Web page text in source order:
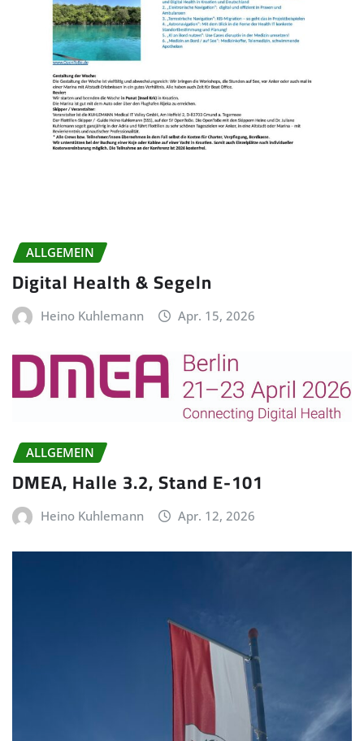
ALLGEMEIN
Digital Health & Segeln
Heino Kuhlemann Apr. 15, 2026
ALLGEMEIN
DMEA, Halle 3.2, Stand E-101
Heino Kuhlemann Apr. 12, 2026